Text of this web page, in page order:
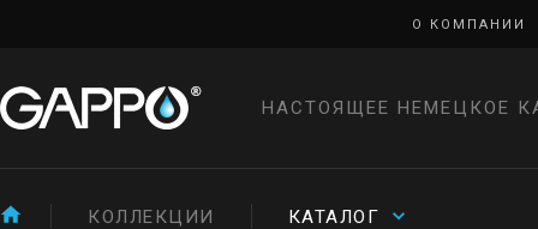
О КОМПАНИИ
НАСТОЯЩЕЕ НЕМЕЦКОЕ
КОЛЛЕКЦИИ КАТАЛОГ